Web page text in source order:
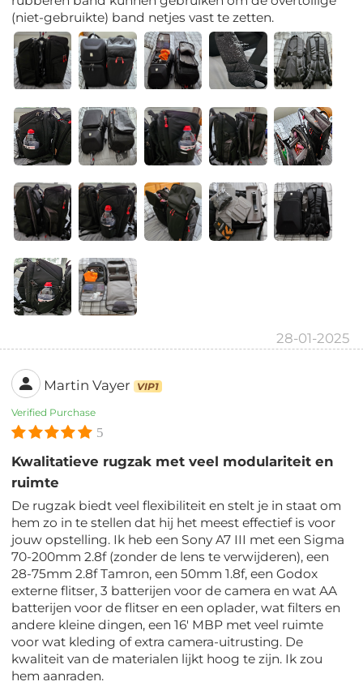
(niet-gebruikte) band netjes vast te zetten.
28-01-2025
Martin Vayer VIP1
Verified Purchase
5
Kwalitatieve rugzak met veel modulariteit en
ruimte
De rugzak biedt veel flexibiliteit en stelt je in staat om
hem zo in te stellen dat hij het meest effectief is voor
jouw opstelling. Ik heb een Sony A7 III met een Sigma
70-200mm 2.8f (zonder de lens te verwijderen), een
28-75mm 2.8f Tamron, een 50mm 1.8f, een Godox
externe flitser, 3 batterijen voor de camera en wat AA
batterijen voor de flitser en een oplader, wat filters en
andere kleine dingen, een 16' MBP met veel ruimte
voor wat kleding of extra camera-uitrusting. De
kwaliteit van de materialen lijkt hoog te zijn. Ik zou
hem aanraden.